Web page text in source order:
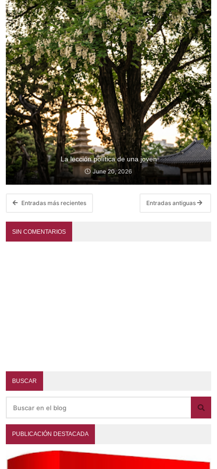
La lección política de una joven
June 20, 2026
Entradas más recientes Entradas antiguas
SIN COMENTARIOS
BUSCAR
PUBLICACIÓN DESTACADA